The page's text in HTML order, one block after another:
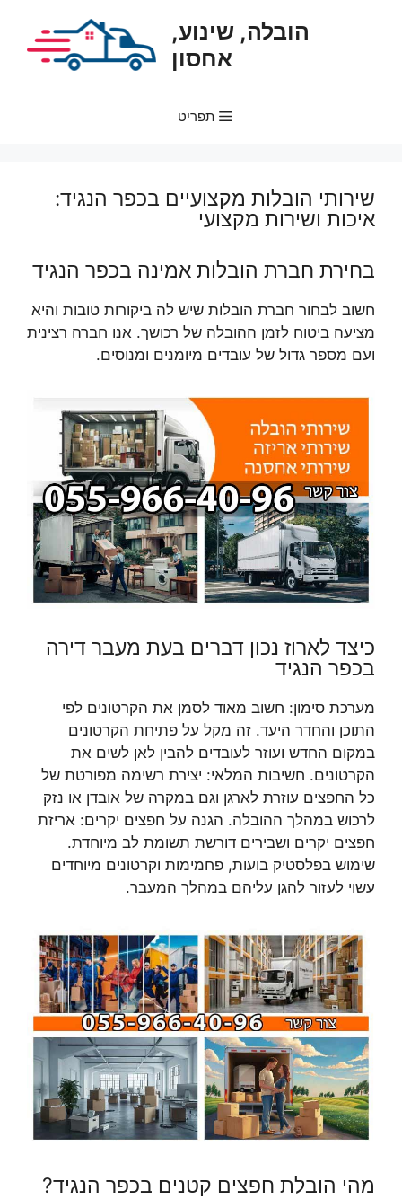
הובלה, שינוע,
אחסון
תפריט
שירותי הובלות מקצועיים בכפר הנגיד:
איכות ושירות מקצועי
בחירת חברת הובלות אמינה בכפר הנגיד
חשוב לבחור חברת הובלות שיש לה ביקורות טובות והיא
מציעה ביטוח לזמן ההובלה של רכושך. אנו חברה רצינית
ועם מספר גדול של עובדים מיומנים ומנוסים.
כיצד לארוז נכון דברים בעת מעבר דירה
בכפר הנגיד
מערכת סימון: חשוב מאוד לסמן את הקרטונים לפי
התוכן והחדר היעד. זה מקל על פתיחת הקרטונים
במקום החדש ועוזר לעובדים להבין לאן לשים את
הקרטונים. חשיבות המלאי: יצירת רשימה מפורטת של
כל החפצים עוזרת לארגן וגם במקרה של אובדן או נזק
לרכוש במהלך ההובלה. הגנה על חפצים יקרים: אריזת
חפצים יקרים ושבירים דורשת תשומת לב מיוחדת.
שימוש בפלסטיק בועות, פחמימות וקרטונים מיוחדים
עשוי לעזור להגן עליהם במהלך המעבר.
מהי הובלת חפצים קטנים בכפר הנגיד?